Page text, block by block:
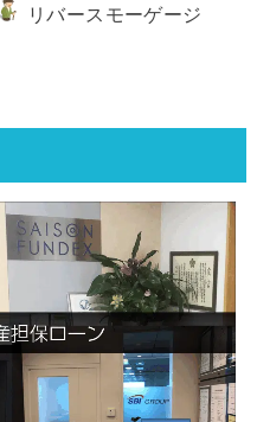
リバースモーゲージ